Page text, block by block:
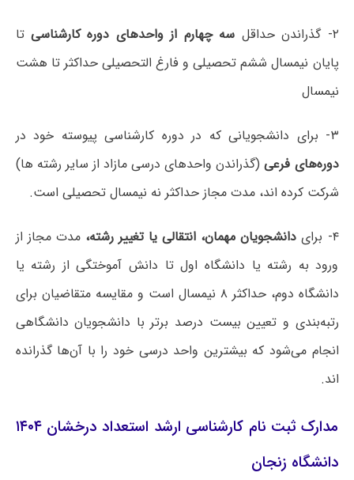
۲- گذراندن حداقل سه چهارم از واحدهای دوره کارشناسی تا
پایان نیمسال ششم تحصیلی و فارغ التحصیلی حداکثر تا هشت
نیمسال
۳- برای دانشجویانی که در دوره کارشناسی پیوسته خود در
دوره‌های فرعی(گذراندن واحدهای درسی مازاد از سایر رشته ها)
شرکت کرده اند، مدت مجاز حداکثر نه نیمسال تحصیلی است.
۴- برای دانشجویان مهمان، انتقالی یا تغییر رشته،مدت مجاز از
ورود به رشته یا دانشگاه اول تا دانش آموختگی از رشته یا
دانشگاه دوم، حداکثر ۸ نیمسال است و مقایسه متقاضیان برای
رتبه‌بندی و تعیین بیست درصد برتر با دانشجویان دانشگاهی
انجام می‌شود که بیشترین واحد درسی خود را با آن‌ها گذرانده
اند.
مدارک ثبت نام کارشناسی ارشد استعداد درخشان ۱۴۰۴
دانشگاه زنجان